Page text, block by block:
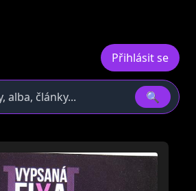
Přihlásit se
🔍